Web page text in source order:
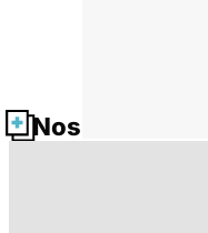
Nos fiches